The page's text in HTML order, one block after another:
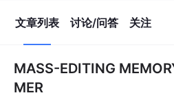
文章列表 讨论/问答 关注
MASS-EDITING
MER